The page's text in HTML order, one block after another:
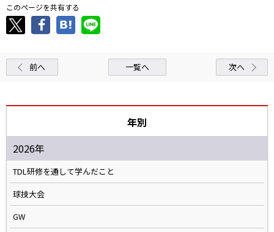
このページを共有する
前へ 一覧へ 次へ
年別
2026年
TDL研修を通して学んだこと
球技大会
GW